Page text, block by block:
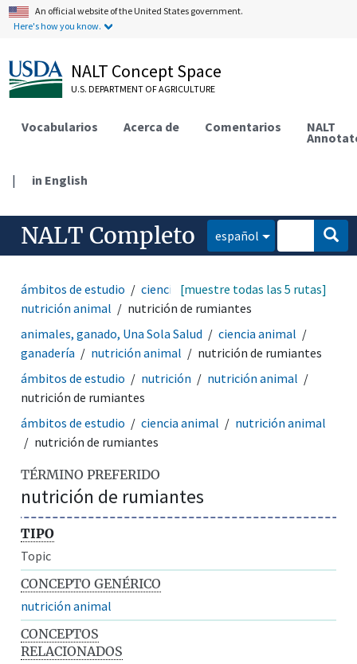
An official website of the United States government.
Here's how you know.
NALT Concept Space
U.S. DEPARTMENT OF AGRICULTURE
Vocabularios Acerca de Comentarios NALT
| in English
NALT Completo español
ámbitos de estudio ciencia animal
ganadería
nutrición animal
nutrición de rumiantes
[muestre todas las 5 rutas]
animales, ganado, Una Sola Salud
ciencia animal
ganadería
nutrición animal
nutrición de rumiantes
ámbitos de estudio
nutrición
nutrición animal
nutrición de rumiantes
ámbitos de estudio
ciencia animal
nutrición animal
nutrición de rumiantes
TÉRMINO PREFERIDO
nutrición de rumiantes
TIPO
Topic
CONCEPTO GENÉRICO
nutrición animal
CONCEPTOS
RELACIONADOS